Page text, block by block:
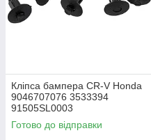
Кліпса бампера CR-V Honda
9046707076 3533394
91505SL0003
Готово до відправки